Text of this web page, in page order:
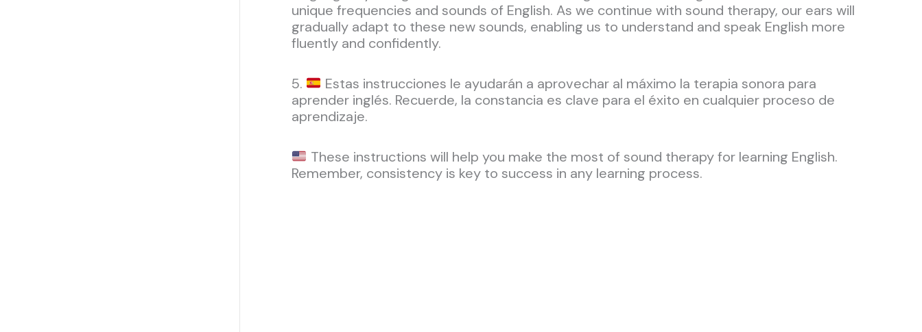
unique frequencies and sounds of English. As we continue with sound therapy, our ears will
gradually adapt to these new sounds, enabling us to understand and speak English more
fluently and confidently.
5.
Estas instrucciones le ayudarán a aprovechar al máximo la terapia sonora para
aprender inglés. Recuerde, la constancia es clave para el éxito en cualquier proceso de
aprendizaje.
These instructions will help you make the most of sound therapy for learning English.
Remember, consistency is key to success in any learning process.